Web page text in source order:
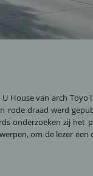
Housevan arch Toyo
rode draad werd
onderzoeken zij het
om de lezer een